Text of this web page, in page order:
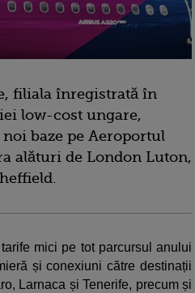
filiala înregistrată în
low-cost ungare,
baze pe Aeroportul
alături de London Luton,
mici pe tot parcursul anului
și conexiuni către destinații
Larnaca și Tenerife, precum și